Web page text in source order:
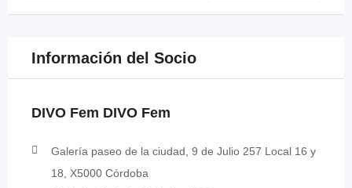
Información del Socio
DIVO Fem DIVO Fem
Galería paseo de la ciudad, 9 de Julio 257 Local 16 y
18, X5000 Córdoba